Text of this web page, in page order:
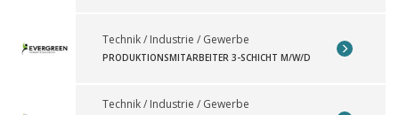
Technik / Industrie / Gewerbe
PRODUKTIONSMITARBEITER 3-SCHICHT M/W/D
Technik / Industrie / Gewerbe